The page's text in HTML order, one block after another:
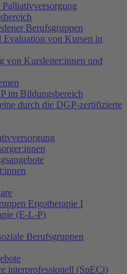
Berufsgruppen
Evaluation von Kursen in
von Kursleiter:innen und
im Bildungsbereich
durch die DGP-zertifizierte
Ergotherapie I
(E-L-P)
Berufsgruppen
interprofessionell (SpECi)